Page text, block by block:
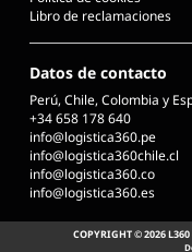
Libro de reclamaciones
Datos de contacto
Perú, Chile, Colombia y
+34 658 178 640
info@logistica360.pe
info@logistica360chile.cl
info@logistica360.co
info@logistica360.es
COPYRIGHT © 2026